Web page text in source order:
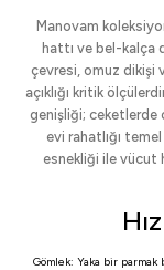
Manovam
hattı ve bel-kalça
çevresi, omuz dikişi
açıklığı kritik
genişliği; ceketlerde
evi rahatlığı
esnekliği ile vücut
Gömlek: Yaka bir parmak